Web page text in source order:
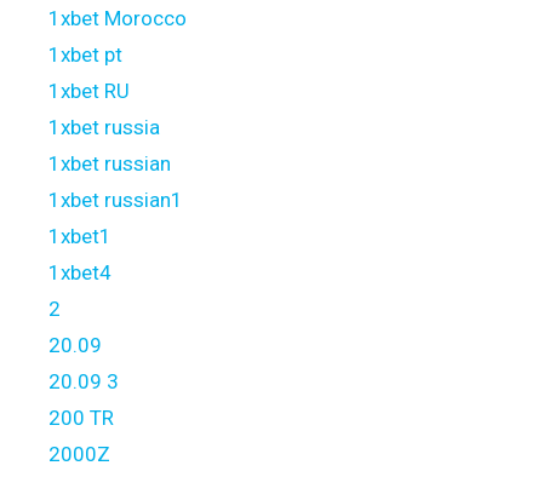
1xbet Morocco
1xbet pt
1xbet RU
1xbet russia
1xbet russian
1xbet russian1
1xbet1
1xbet4
2
20.09
20.09 3
200 TR
2000Z